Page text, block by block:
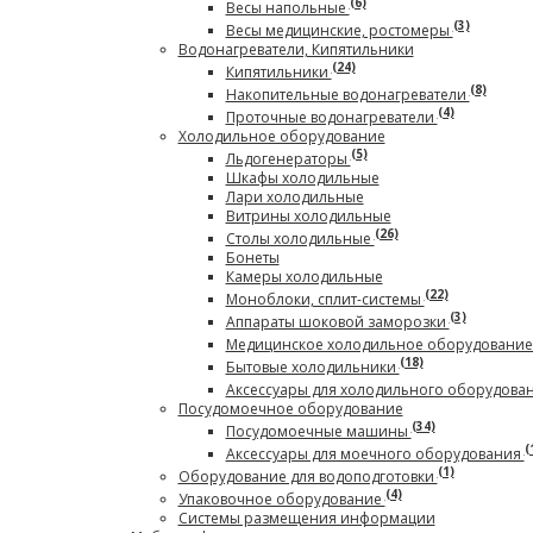
Весы напольные
Весы медицинские, ростомеры(3)
Водонагреватели, Кипятильники
Кипятильники(24)
Накопительные водонагреватели(8)
Проточные водонагреватели(4)
Холодильное оборудование
Льдогенераторы(5)
Шкафы холодильные
Лари холодильные
Витрины холодильные
Столы холодильные(26)
Бонеты
Камеры холодильные
Моноблоки, сплит-системы(22)
Аппараты шоковой заморозки(3)
Медицинское холодильное
Бытовые холодильники(18)
Аксессуары для холодильного
Посудомоечное оборудование
Посудомоечные машины(34)
Аксессуары для моечного оборудования
Оборудование для водоподготовки(1)
Упаковочное оборудование(4)
Системы размещения информации